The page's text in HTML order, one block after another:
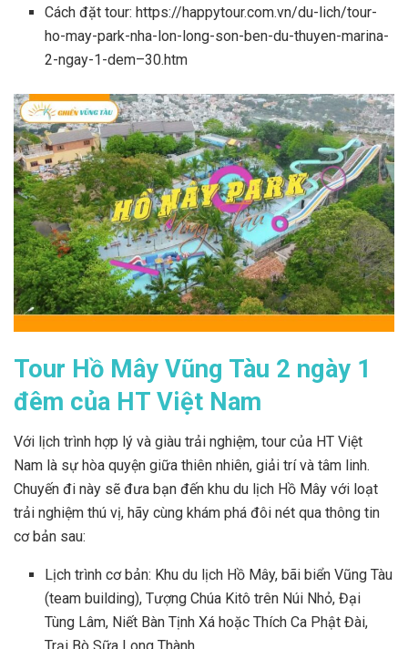
Cách đặt tour: https://happytour.com.vn/du-lich/tour-
ho-may-park-nha-lon-long-son-ben-du-thuyen-marina-
2-ngay-1-dem–30.htm
Tour Hồ Mây Vũng Tàu 2 ngày 1
đêm của HT Việt Nam
Với lịch trình hợp lý và giàu trải nghiệm, tour của HT Việt
Nam là sự hòa quyện giữa thiên nhiên, giải trí và tâm linh.
Chuyến đi này sẽ đưa bạn đến khu du lịch Hồ Mây với loạt
trải nghiệm thú vị, hãy cùng khám phá đôi nét qua thông tin
cơ bản sau:
Lịch trình cơ bản: Khu du lịch Hồ Mây, bãi biển Vũng Tàu
(team building), Tượng Chúa Kitô trên Núi Nhỏ, Đại
Tùng Lâm, Niết Bàn Tịnh Xá hoặc Thích Ca Phật Đài,